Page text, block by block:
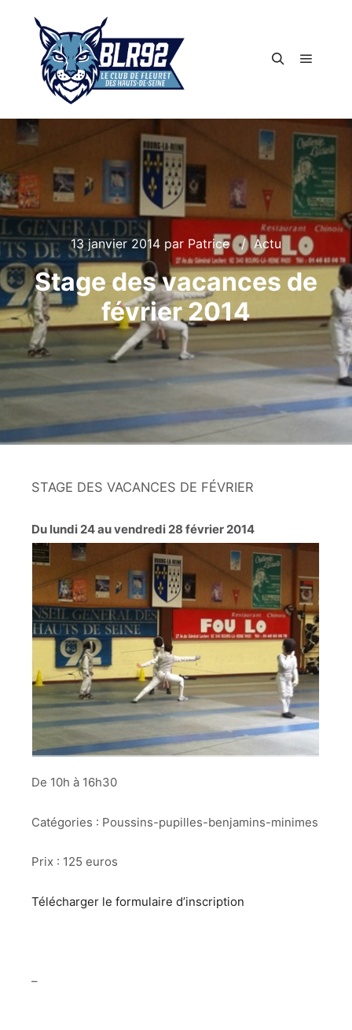
13 janvier 2014 par Patrice Actu
Stage des vacances de
février 2014
STAGE DES VACANCES DE FÉVRIER
Du lundi 24 au vendredi 28 février 2014
De 10h à 16h30
Catégories : Poussins-pupilles-benjamins-minimes
Prix : 125 euros
Télécharger le formulaire d’inscription
–